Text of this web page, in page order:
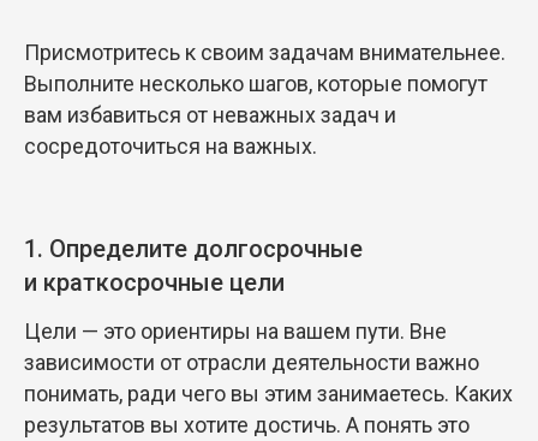
Присмотритесь к своим задачам внимательнее.
Выполните несколько шагов, которые помогут
вам избавиться от неважных задач и
сосредоточиться на важных.
1. Определите долгосрочные
и краткосрочные цели
Цели — это ориентиры на вашем пути. Вне
зависимости от отрасли деятельности важно
понимать, ради чего вы этим занимаетесь. Каких
результатов вы хотите достичь. А понять это